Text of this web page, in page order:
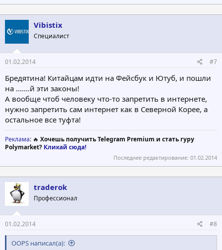
Vibistix
Специалист
01.02.2014 #7
Бредятина! Китайцам идти на Фейсбук и Ютуб, и пошли
на .......й эти законы!
А вообще чтоб человеку что-то запретить в интернете,
нужно запретить сам интернет как в Северной Корее, а
остальное все туфта!
Реклама: 🔥 Хочешь получить Telegram Premium и стать гуру
Polymarket? Кликай сюда!
Последнее редактирование: 01.02.2014
traderok
Профессионал
01.02.2014 #8
OOPS написал(а):